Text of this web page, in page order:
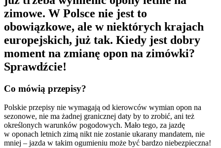
zimowe. W Polsce nie jest to
obowiązkowe, ale w niektórych krajach
europejskich, już tak. Kiedy jest dobry
moment na zmianę opon na zimówki?
Sprawdźcie!
Co mówią przepisy?
Polskie przepisy nie wymagają od kierowców wymian opon na
sezonowe, nie ma żadnej granicznej daty by to zrobić, ani też
określonych warunków pogodowych. Mało tego, za jazdę
w oponach letnich zimą nikt nie zostanie ukarany mandatem, nie
mniej – jazda w takim ogumieniu może być bardzo niebezpieczna!